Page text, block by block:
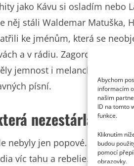
Abychom
informacím
našim
ID na tomto
funkce.
Kliknutím
budou
pomocí
obrazovky.
jako Kávu si osladím nebo
něj stáli Waldemar Matuška,
ke jménům, která se
a v rádiu. Zagorová po
jemnost i melancholii. Na
písní.
nezestárla
nebyly jen popové. Rockové
víc tahu a rebelie. Hity jako